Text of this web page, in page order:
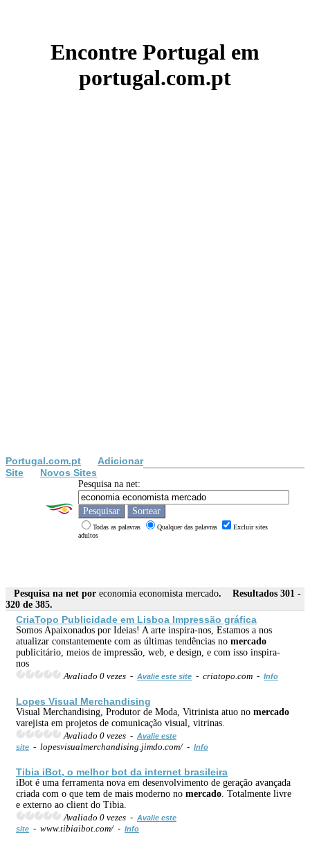
Encontre Portugal em
portugal.com.pt
Portugal.com.pt
Adicionar
Site
Novos Sites
Pesquisa na net:
Todas as palavras Qualquer das palavras
Excluir sites
adultos
Pesquisa na net por economia economista mercado. Resultados 301 -
320 de 385.
CriaTopo Publicidade em Lisboa Impressão gráfica
Somos Apaixonados por Ideias! A arte inspira-nos, Estamos a nos
atualizar constantemente com as últimas tendências no mercado
publicitário, meios de impressão, web, e design, e com isso inspira-
nos
Avaliado 0 vezes - Avalie este site - criatopo.com - Info
Lopes Visual Merchandising
Visual Merchandising, Produtor de Moda, Vitrinista atuo no mercado
varejista em projetos de comunicação visual, vitrinas.
Avaliado 0 vezes - Avalie este
site - lopesvisualmerchandising.jimdo.com/ - Info
Tibia iBot, o melhor bot da internet brasileira
iBot é uma ferramenta nova em desenvolvimento de geração avançada
criada com o que tem de mais moderno no mercado . Totalmente livre
e externo ao client do Tibia.
Avaliado 0 vezes - Avalie este
site - www.tibiaibot.com/ - Info